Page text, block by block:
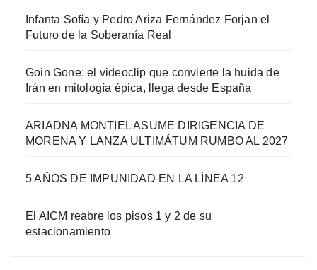
Infanta Sofía y Pedro Ariza Fernández Forjan el
Futuro de la Soberanía Real
Goin Gone: el videoclip que convierte la huida de
Irán en mitología épica, llega desde España
ARIADNA MONTIEL ASUME DIRIGENCIA DE
MORENA Y LANZA ULTIMÁTUM RUMBO AL 2027
5 AÑOS DE IMPUNIDAD EN LA LÍNEA 12
El AICM reabre los pisos 1 y 2 de su
estacionamiento